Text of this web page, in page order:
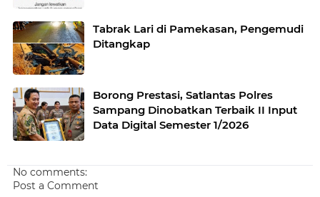
Tabrak Lari di Pamekasan, Pengemudi
Ditangkap
Borong Prestasi, Satlantas Polres
Sampang Dinobatkan Terbaik II Input
Data Digital Semester 1/2026
No comments:
Post a Comment